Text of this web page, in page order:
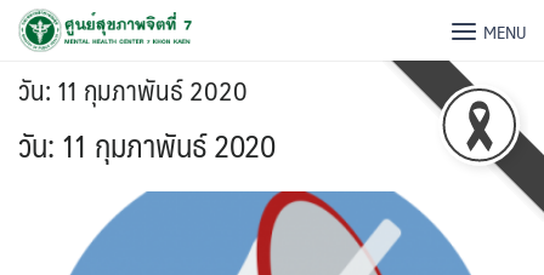
MENU
วัน:11 กุมภาพันธ์ 2020
วัน:11 กุมภาพันธ์ 2020